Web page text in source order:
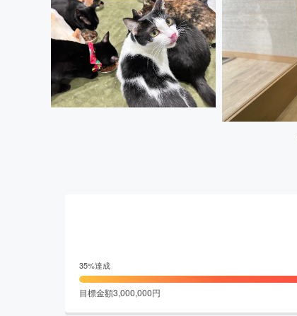
35%達成
目標金額3,000,000円